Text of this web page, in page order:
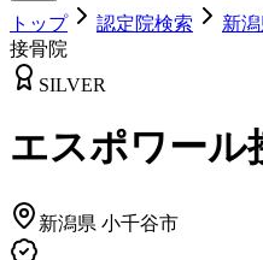
トップ 認定院検索 新
接骨院
SILVER
エスポワール
新潟県 小千谷市